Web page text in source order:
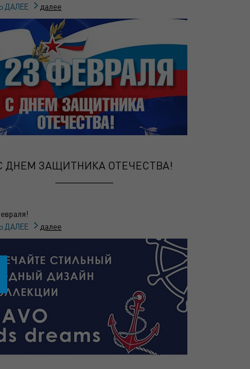
ДАЛЕЕ далее
ДНЕМ ЗАЩИТНИКА ОТЕЧЕСТВА!
ДАЛЕЕ далее